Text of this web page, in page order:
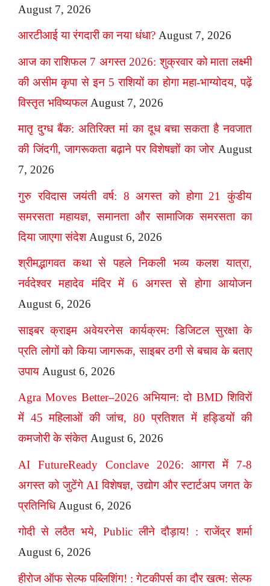
August 7, 2026
आरटीआई या रंगदारी का नया धंधा? August 7, 2026
आज का राशिफल 7 अगस्त 2026: शुक्रवार को माता लक्ष्मी
की असीम कृपा से इन 5 राशियों का होगा महा-भाग्योदय, पढ़ें
विस्तृत भविष्यफल August 7, 2026
मातृ दुग्ध बैंक: अतिरिक्त मां का दूध बचा सकता है नवजात
की जिंदगी, जागरूकता बढ़ाने पर विशेषज्ञों का जोर August
7, 2026
गुरु रविदास जयंती वर्ष: 8 अगस्त को होगा 21 कुंडीय
समरसता महायज्ञ, समानता और सामाजिक समरसता का
दिया जाएगा संदेश August 6, 2026
श्रीमद्भागवत कथा से पहले निकली भव्य कलश यात्रा,
नर्वदेश्वर महादेव मंदिर में 6 अगस्त से होगा आयोजन
August 6, 2026
साइबर क्राइम अवेयरनेस कार्यक्रम: डिजिटल सुरक्षा के
प्रति लोगों को किया जागरूक, साइबर ठगी से बचाव के बताए
उपाय August 6, 2026
Agra Moves Better–2026 अभियान: दो BMD शिविरों
में 45 महिलाओं की जांच, 80 प्रतिशत में हड्डियों की
कमजोरी के संकेत August 6, 2026
AI FutureReady Conclave 2026: आगरा में 7-8
अगस्त को जुटेंगे AI विशेषज्ञ, उद्योग और स्टार्टअप जगत के
प्रतिनिधि August 6, 2026
गोदी से लठैत भये, Public लीने दौड़ाय! : राजेंद्र शर्मा
August 6, 2026
हीरोज ऑफ सेल्फ पब्लिशिंग! : गेटकीपर्स का दौर खत्म: सेल्फ